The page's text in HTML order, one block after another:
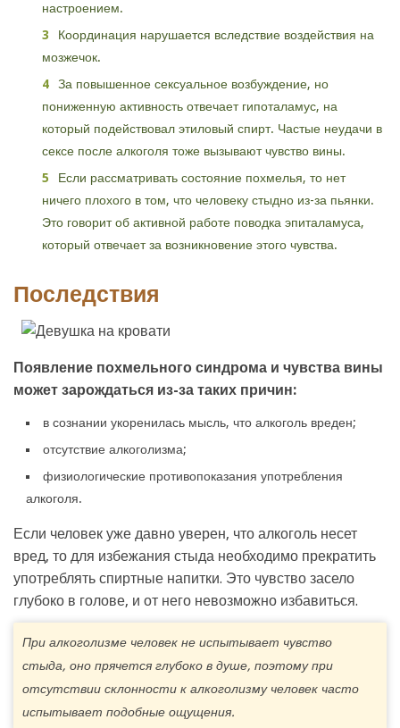
настроением.
Координация нарушается вследствие воздействия на
мозжечок.
За повышенное сексуальное возбуждение, но
пониженную активность отвечает гипоталамус, на
который подействовал этиловый спирт. Частые неудачи в
сексе после алкоголя тоже вызывают чувство вины.
Если рассматривать состояние похмелья, то нет
ничего плохого в том, что человеку стыдно из-за пьянки.
Это говорит об активной работе поводка эпиталамуса,
который отвечает за возникновение этого чувства.
Последствия
Появление похмельного синдрома и чувства вины
может зарождаться из-за таких причин:
в сознании укоренилась мысль, что алкоголь вреден;
отсутствие алкоголизма;
физиологические противопоказания употребления
алкоголя.
Если человек уже давно уверен, что алкоголь несет
вред, то для избежания стыда необходимо прекратить
употреблять спиртные напитки. Это чувство засело
глубоко в голове, и от него невозможно избавиться.
При алкоголизме человек не испытывает чувство
стыда, оно прячется глубоко в душе, поэтому при
отсутствии склонности к алкоголизму человек часто
испытывает подобные ощущения.